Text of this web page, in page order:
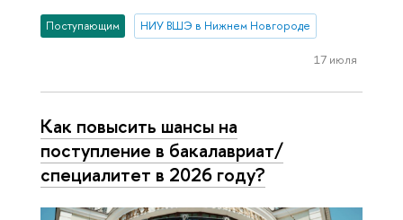
Поступающим НИУ ВШЭ в Нижнем Новгороде
17 июля
Как повысить шансы на
поступление в бакалавриат/
специалитет в 2026 году?